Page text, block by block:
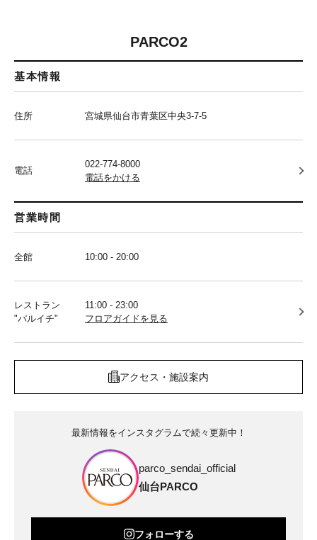
PARCO2
基本情報
住所 宮城県仙台市青葉区中央3-7-5
電話
022-774-8000
電話をかける
営業時間
全館 10:00 - 20:00
レストラン
"パルイチ"
11:00 - 23:00
フロアガイドを見る
アクセス・施設案内
最新情報をインスタグラムで続々更新中！
parco_sendai_official
仙台PARCO
フォローする